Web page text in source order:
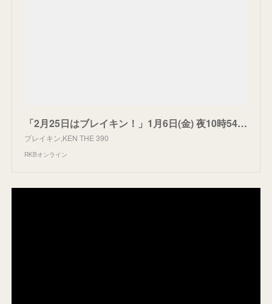
「2月25日はブレイキン！」1月6日(金) 夜10時54分初回放送決定！ | RKBオンライン
ブレイキン,KEN THE 390
RKBオンライン